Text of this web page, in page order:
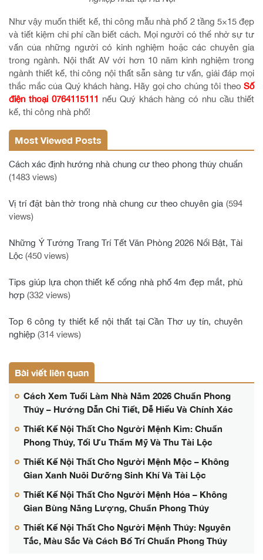
Như vậy muốn thiết kế, thi công mẫu nhà phố 2 tầng 5×15 đẹp
và tiết kiệm chi phí cần biết cách. Mọi người có thể nhờ sự tư
vấn của những người có kinh nghiệm hoặc các chuyên gia
trong ngành. Nội thất AV với hơn 10 năm kinh nghiệm trong
ngành thiết kế, thi công nội thất sẵn sàng tư vấn, giải đáp mọi
thắc mắc của Quý khách hàng. Hãy gọi cho chúng tôi theo Số
điện thoại 0764115111 nếu Quý khách hàng có nhu cầu thiết
kế, thi công nhà phố!
Most Viewed Posts
Cách xác định hướng nhà chung cư theo phong thủy chuẩn
(1483 views)
Vị trí đặt bàn thờ trong nhà chung cư theo chuyên gia (594
views)
Những Ý Tưởng Trang Trí Tết Văn Phòng 2026 Nổi Bật, Tài
Lộc (450 views)
Tips giúp lựa chọn thiết kế cổng nhà phố 4m đẹp mắt, phù
hợp (332 views)
Top 6 công ty thiết kế nội thất tại Cần Thơ uy tín, chuyên
nghiệp (314 views)
Bài viết liên quan
Cách Xem Tuổi Làm Nhà Năm 2026 Chuẩn Phong
Thủy – Hướng Dẫn Chi Tiết, Dễ Hiểu Và Chính Xác
Thiết Kế Nội Thất Cho Người Mệnh Kim: Chuẩn
Phong Thủy, Tối Ưu Thẩm Mỹ Và Thu Tài Lộc
Thiết Kế Nội Thất Cho Người Mệnh Mộc – Không
Gian Xanh Nuôi Dưỡng Sinh Khí Và Tài Lộc
Thiết Kế Nội Thất Cho Người Mệnh Hỏa – Không
Gian Bùng Năng Lượng, Chuẩn Phong Thủy
Thiết Kế Nội Thất Cho Người Mệnh Thủy: Nguyên
Tắc, Màu Sắc Và Cách Bố Trí Chuẩn Phong Thủy